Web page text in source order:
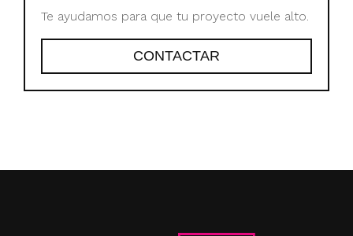
Te ayudamos para que tu proyecto vuele alto.
CONTACTAR